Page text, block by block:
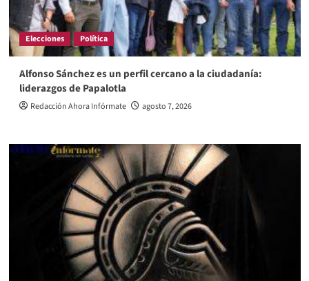
Elecciones Política
Alfonso Sánchez es un perfil cercano a la ciudadanía:
liderazgos de Papalotla
Redacción Ahora Infórmate agosto 7, 2026